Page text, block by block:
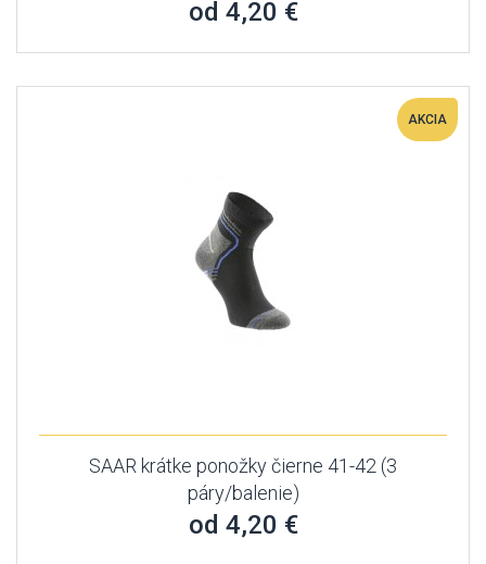
od 4,20 €
AKCIA
SAAR krátke ponožky čierne 41-42 (3
páry/balenie)
od 4,20 €